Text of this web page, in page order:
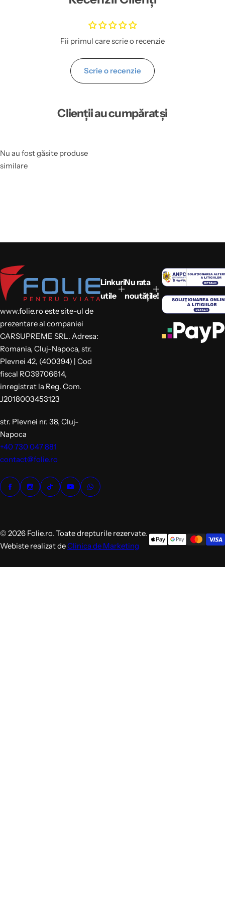
Fii primul care scrie o recenzie
Scrie o recenzie
Clienții au cumpărat și
Nu au fost găsite produse
similare
www.folie.ro este site-ul de
prezentare al companiei
CARSUPREME SRL. Adresa:
Romania, Cluj-Napoca, str.
Plevnei 42, (400394) | Cod
fiscal RO39706614,
inregistrat la Reg. Com.
J2018003453123
str. Plevnei nr. 38, Cluj-
Napoca
+40 730 047 881
contact@folie.ro
Linkuri
utile
Nu rata
noutățile!
© 2026 Folie.ro. Toate drepturile rezervate.
Webiste realizat deClinica de Marketing